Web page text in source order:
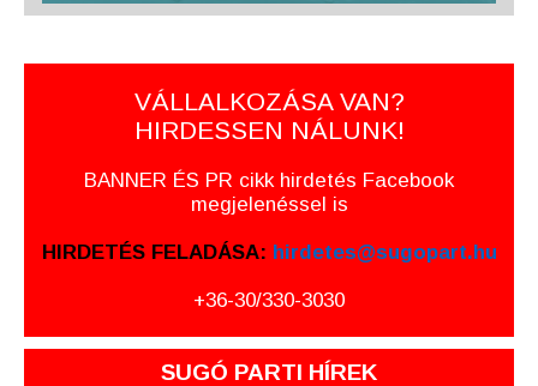
VÁLLALKOZÁSA VAN?
HIRDESSEN NÁLUNK!
BANNER ÉS PR cikk hirdetés Facebook
megjelenéssel is
HIRDETÉS FELADÁSA: hirdetes@sugopart.hu
+36-30/330-3030
SUGÓ PARTI HÍREK